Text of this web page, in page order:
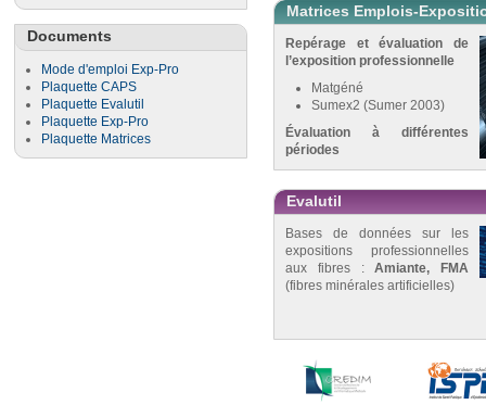
Documents
Mode d'emploi Exp-Pro
Plaquette CAPS
Plaquette Evalutil
Plaquette Exp-Pro
Plaquette Matrices
Matrices Emplois-
Repérage et évaluation de
l’exposition professionnelle
Matgéné
Sumex2 (Sumer 2003)
Évaluation à différentes
périodes
Evalutil
Bases de données sur les
expositions professionnelles
aux fibres :Amiante, FMA
(fibres minérales artificielles)